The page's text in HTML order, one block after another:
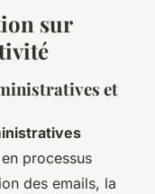
sur
et
processus
des emails, la